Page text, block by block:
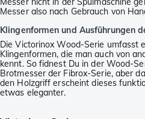
Messer also nach Gebrauch von
Klingenformen und Ausführungen
Die Victorinox Wood-Serie umfasst
Klingenformen, die man auch von
kennt. So fidnest Du in der Wood-
Brotmesser der Fibrox-Serie, aber
den Holzgriff erscheint dieses
etwas eleganter.